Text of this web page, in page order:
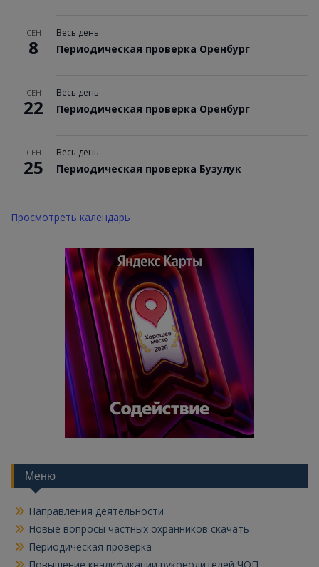
СЕН
8
Весь день
Периодическая проверка Оренбург
СЕН
22
Весь день
Периодическая проверка Оренбург
СЕН
25
Весь день
Периодическая проверка Бузулук
Просмотреть календарь
Меню
Направления деятельности
Новые вопросы частных охранников скачать
Периодическая проверка